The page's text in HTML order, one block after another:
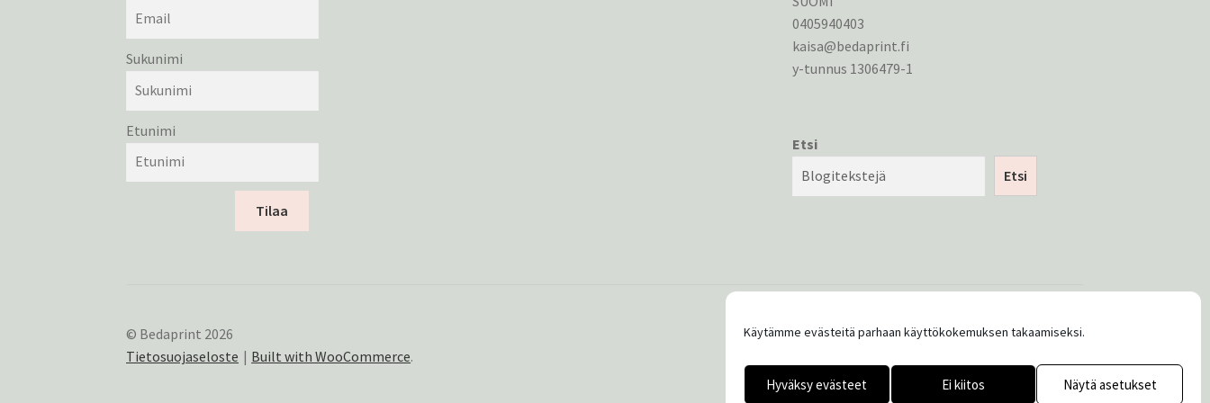
Käytämme evästeitä parhaan käyttökokemuksen takaamiseksi.
Hyväksy evästeet Ei kiitos Näytä asetukset
Sukunimi
Etunimi
Tilaa
0405940403
kaisa@bedaprint.fi
y-tunnus 1306479-1
Etsi
Etsi
© Bedaprint 2026
Tietosuojaseloste
Built with WooCommerce.